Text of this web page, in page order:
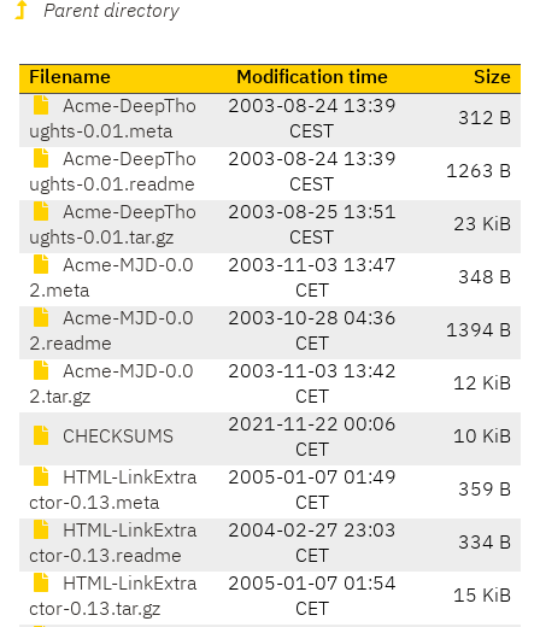
Parent directory
Filename Modification time
Size
Acme-DeepTho
ughts-0.01.meta
2003-08-24 13:39
CEST
312 B
Acme-DeepTho
ughts-0.01.readme
2003-08-24 13:39
CEST
1263 B
Acme-DeepTho
ughts-0.01.tar.gz
2003-08-25 13:51
CEST
23 KiB
Acme-MJD-0.0
2.meta
2003-11-03 13:47
CET
348 B
Acme-MJD-0.0
2.readme
2003-10-28 04:36
CET
1394 B
Acme-MJD-0.0
2.tar.gz
2003-11-03 13:42
CET
12 KiB
CHECKSUMS
2021-11-22 00:06
CET
10 KiB
HTML-LinkExtra
ctor-0.13.meta
2005-01-07 01:49
CET
359 B
HTML-LinkExtra
ctor-0.13.readme
2004-02-27 23:03
CET
334 B
HTML-LinkExtra
ctor-0.13.tar.gz
2005-01-07 01:54
CET
15 KiB